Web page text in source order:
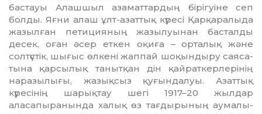
бастауы Алашшыл азаматтардың бірігуіне сеп
болды. Яғни алаш ұлт-азаттық күресі Қарқаралыда
жазылған петицияның жазылуынан бастал­ды
десек, оған әсер еткен оқиға – орталық және
солтүстік, шығыс өлкені жаппай шоқындыру саяса­
тына қарсылық танытқан дін қай­раткерлерінің
наразылығы, жазық­­сыз қуғындалуы. Азаттық
күресінің шарықтау шегі 1917–20 жылдар
аласапыранында халық өз тағдырының аумалы-